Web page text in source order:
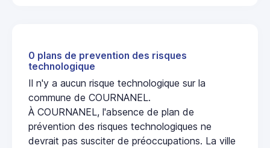
0 plans de prevention des risques
technologique
Il n'y a aucun risque technologique sur la
commune de COURNANEL.
À COURNANEL, l'absence de plan de
prévention des risques technologiques ne
devrait pas susciter de préoccupations. La ville